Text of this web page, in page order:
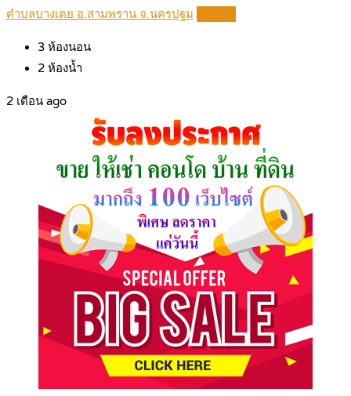
ตำบลบางเตย อ.สามพราน จ.นครปฐม
3 ห้องนอน
2 ห้องน้ำ
2 เดือน ago